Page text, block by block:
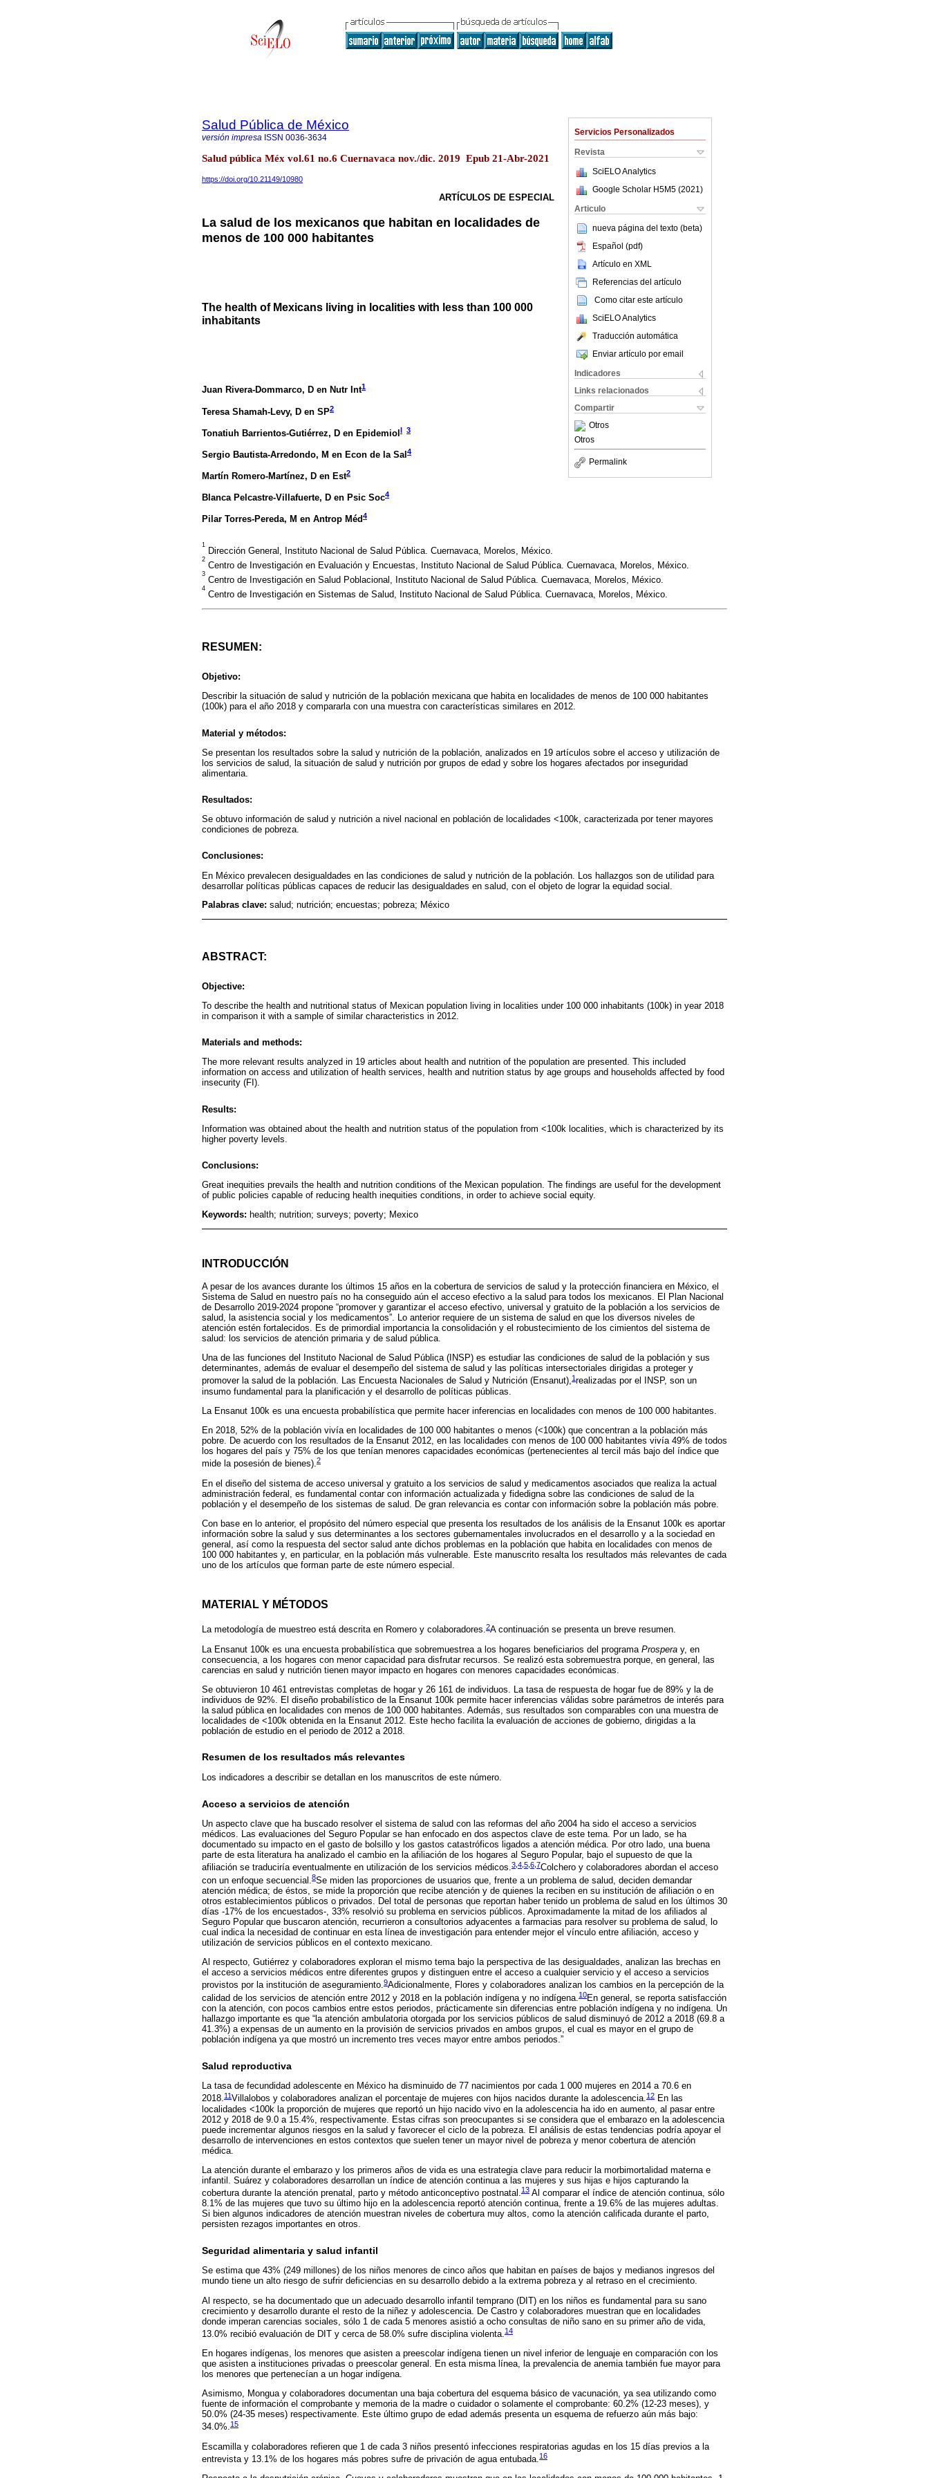
Servicios Personalizados
Revista
SciELO Analytics
Google Scholar H5M5 (2021 )
Articulo
nueva página del texto (beta)
Español (pdf)
Artículo en XML
Referencias del artículo
Como citar este artículo
SciELO Analytics
Traducción automática
Enviar artículo por email
Indicadores
Links relacionados
Compartir
Otros
Otros
Permalink
Salud Pública de México
versión impresa ISSN 0036-3634
Salud pública Méx vol.61 no.6 Cuernavaca nov./dic. 2019 Epub 21-Abr-2021
https://doi.org/10.21149/10980
ARTÍCULOS DE ESPECIAL
La salud de los mexicanos que habitan en localidades de
menos de 100 000 habitantes
The health of Mexicans living in localities with less than 100 000
inhabitants
Juan Rivera-Dommarco, D en Nutr Int1
Teresa Shamah-Levy, D en SP2
Tonatiuh Barrientos-Gutiérrez, D en Epidemiol l 3
Sergio Bautista-Arredondo, M en Econ de la Sal 4
Martín Romero-Martínez, D en Est2
Blanca Pelcastre-Villafuerte, D en Psic Soc4
Pilar Torres-Pereda, M en Antrop Méd4
1
Dirección General, Instituto Nacional de Salud Pública. Cuernavaca, Morelos, México.
2
Centro de Investigación en Evaluación y Encuestas, Instituto Nacional de Salud Pública. Cuernavaca, Morelos, México.
3
Centro de Investigación en Salud Poblacional, Instituto Nacional de Salud Pública. Cuernavaca, Morelos, México.
4
Centro de Investigación en Sistemas de Salud, Instituto Nacional de Salud Pública. Cuernavaca, Morelos, México.
RESUMEN:
Objetivo:
Describir la situación de salud y nutrición de la población mexicana que habita en localidades de menos de 100 000 habitantes
(100k) para el año 2018 y compararla con una muestra con características similares en 2012.
Material y métodos:
Se presentan los resultados sobre la salud y nutrición de la población, analizados en 19 artículos sobre el acceso y utilización de
los servicios de salud, la situación de salud y nutrición por grupos de edad y sobre los hogares afectados por inseguridad
alimentaria.
Resultados:
Se obtuvo información de salud y nutrición a nivel nacional en población de localidades <100k, caracterizada por tener mayores
condiciones de pobreza.
Conclusiones:
En México prevalecen desigualdades en las condiciones de salud y nutrición de la población. Los hallazgos son de utilidad para
desarrollar políticas públicas capaces de reducir las desigualdades en salud, con el objeto de lograr la equidad social.
Palabras clave: salud; nutrición; encuestas; pobreza; México
ABSTRACT:
Objective:
To describe the health and nutritional status of Mexican population living in localities under 100 000 inhabitants (100k) in year 2018
in comparison it with a sample of similar characteristics in 2012.
Materials and methods:
The more relevant results analyzed in 19 articles about health and nutrition of the population are presented. This included
information on access and utilization of health services, health and nutrition status by age groups and households affected by food
insecurity (FI).
Results:
Information was obtained about the health and nutrition status of the population from <100k localities, which is characterized by its
higher poverty levels.
Conclusions:
Great inequities prevails the health and nutrition conditions of the Mexican population. The findings are useful for the development
of public policies capable of reducing health inequities conditions, in order to achieve social equity.
Keywords: health; nutrition; surveys; poverty; Mexico
INTRODUCCIÓN
A pesar de los avances durante los últimos 15 años en la cobertura de servicios de salud y la protección financiera en México, el
Sistema de Salud en nuestro país no ha conseguido aún el acceso efectivo a la salud para todos los mexicanos. El Plan Nacional
de Desarrollo 2019-2024 propone “promover y garantizar el acceso efectivo, universal y gratuito de la población a los servicios de
salud, la asistencia social y los medicamentos”. Lo anterior requiere de un sistema de salud en que los diversos niveles de
atención estén fortalecidos. Es de primordial importancia la consolidación y el robustecimiento de los cimientos del sistema de
salud: los servicios de atención primaria y de salud pública.
Una de las funciones del Instituto Nacional de Salud Pública (INSP) es estudiar las condiciones de salud de la población y sus
determinantes, además de evaluar el desempeño del sistema de salud y las políticas intersectoriales dirigidas a proteger y
promover la salud de la población. Las Encuesta Nacionales de Salud y Nutrición (Ensanut),1realizadas por el INSP, son un
insumo fundamental para la planificación y el desarrollo de políticas públicas.
La Ensanut 100k es una encuesta probabilística que permite hacer inferencias en localidades con menos de 100 000 habitantes.
En 2018, 52% de la población vivía en localidades de 100 000 habitantes o menos (<100k) que concentran a la población más
pobre. De acuerdo con los resultados de la Ensanut 2012, en las localidades con menos de 100 000 habitantes vivía 49% de todos
los hogares del país y 75% de los que tenían menores capacidades económicas (pertenecientes al tercil más bajo del índice que
mide la posesión de bienes).2
En el diseño del sistema de acceso universal y gratuito a los servicios de salud y medicamentos asociados que realiza la actual
administración federal, es fundamental contar con información actualizada y fidedigna sobre las condiciones de salud de la
población y el desempeño de los sistemas de salud. De gran relevancia es contar con información sobre la población más pobre.
Con base en lo anterior, el propósito del número especial que presenta los resultados de los análisis de la Ensanut 100k es aportar
información sobre la salud y sus determinantes a los sectores gubernamentales involucrados en el desarrollo y a la sociedad en
general, así como la respuesta del sector salud ante dichos problemas en la población que habita en localidades con menos de
100 000 habitantes y, en particular, en la población más vulnerable. Este manuscrito resalta los resultados más relevantes de cada
uno de los artículos que forman parte de este número especial.
MATERIAL Y MÉTODOS
La metodología de muestreo está descrita en Romero y colaboradores.2A continuación se presenta un breve resumen.
La Ensanut 100k es una encuesta probabilística que sobremuestrea a los hogares beneficiarios del programa Prospera y, en
consecuencia, a los hogares con menor capacidad para disfrutar recursos. Se realizó esta sobremuestra porque, en general, las
carencias en salud y nutrición tienen mayor impacto en hogares con menores capacidades económicas.
Se obtuvieron 10 461 entrevistas completas de hogar y 26 161 de individuos. La tasa de respuesta de hogar fue de 89% y la de
individuos de 92%. El diseño probabilístico de la Ensanut 100k permite hacer inferencias válidas sobre parámetros de interés para
la salud pública en localidades con menos de 100 000 habitantes. Además, sus resultados son comparables con una muestra de
localidades de <100k obtenida en la Ensanut 2012. Este hecho facilita la evaluación de acciones de gobierno, dirigidas a la
población de estudio en el periodo de 2012 a 2018.
Resumen de los resultados más relevantes
Los indicadores a describir se detallan en los manuscritos de este número.
Acceso a servicios de atención
Un aspecto clave que ha buscado resolver el sistema de salud con las reformas del año 2004 ha sido el acceso a servicios
médicos. Las evaluaciones del Seguro Popular se han enfocado en dos aspectos clave de este tema. Por un lado, se ha
documentado su impacto en el gasto de bolsillo y los gastos catastróficos ligados a atención médica. Por otro lado, una buena
parte de esta literatura ha analizado el cambio en la afiliación de los hogares al Seguro Popular, bajo el supuesto de que la
afiliación se traduciría eventualmente en utilización de los servicios médicos.3 4 5 6 7Colchero y colaboradores abordan el acceso
con un enfoque secuencial.8Se miden las proporciones de usuarios que, frente a un problema de salud, deciden demandar
atención médica; de éstos, se mide la proporción que recibe atención y de quienes la reciben en su institución de afiliación o en
otros establecimientos públicos o privados. Del total de personas que reportan haber tenido un problema de salud en los últimos 30
días -17% de los encuestados-, 33% resolvió su problema en servicios públicos. Aproximadamente la mitad de los afiliados al
Seguro Popular que buscaron atención, recurrieron a consultorios adyacentes a farmacias para resolver su problema de salud, lo
cual indica la necesidad de continuar en esta línea de investigación para entender mejor el vínculo entre afiliación, acceso y
utilización de servicios públicos en el contexto mexicano.
Al respecto, Gutiérrez y colaboradores exploran el mismo tema bajo la perspectiva de las desigualdades, analizan las brechas en
el acceso a servicios médicos entre diferentes grupos y distinguen entre el acceso a cualquier servicio y el acceso a servicios
provistos por la institución de aseguramiento.9Adicionalmente, Flores y colaboradores analizan los cambios en la percepción de la
calidad de los servicios de atención entre 2012 y 2018 en la población indígena y no indígena.10En general, se reporta satisfacción
con la atención, con pocos cambios entre estos periodos, prácticamente sin diferencias entre población indígena y no indígena. Un
hallazgo importante es que “la atención ambulatoria otorgada por los servicios públicos de salud disminuyó de 2012 a 2018 (69.8 a
41.3%) a expensas de un aumento en la provisión de servicios privados en ambos grupos, el cual es mayor en el grupo de
población indígena ya que mostró un incremento tres veces mayor entre ambos periodos.”
Salud reproductiva
La tasa de fecundidad adolescente en México ha disminuido de 77 nacimientos por cada 1 000 mujeres en 2014 a 70.6 en
2018.11Villalobos y colaboradores analizan el porcentaje de mujeres con hijos nacidos durante la adolescencia.12 En las
localidades <100k la proporción de mujeres que reportó un hijo nacido vivo en la adolescencia ha ido en aumento, al pasar entre
2012 y 2018 de 9.0 a 15.4%, respectivamente. Estas cifras son preocupantes si se considera que el embarazo en la adolescencia
puede incrementar algunos riesgos en la salud y favorecer el ciclo de la pobreza. El análisis de estas tendencias podría apoyar el
desarrollo de intervenciones en estos contextos que suelen tener un mayor nivel de pobreza y menor cobertura de atención
médica.
La atención durante el embarazo y los primeros años de vida es una estrategia clave para reducir la morbimortalidad materna e
infantil. Suárez y colaboradores desarrollan un índice de atención continua a las mujeres y sus hijas e hijos capturando la
cobertura durante la atención prenatal, parto y método anticonceptivo postnatal.13 Al comparar el índice de atención continua, sólo
8.1% de las mujeres que tuvo su último hijo en la adolescencia reportó atención continua, frente a 19.6% de las mujeres adultas.
Si bien algunos indicadores de atención muestran niveles de cobertura muy altos, como la atención calificada durante el parto,
persisten rezagos importantes en otros.
Seguridad alimentaria y salud infantil
Se estima que 43% (249 millones) de los niños menores de cinco años que habitan en países de bajos y medianos ingresos del
mundo tiene un alto riesgo de sufrir deficiencias en su desarrollo debido a la extrema pobreza y al retraso en el crecimiento.
Al respecto, se ha documentado que un adecuado desarrollo infantil temprano (DIT) en los niños es fundamental para su sano
crecimiento y desarrollo durante el resto de la niñez y adolescencia. De Castro y colaboradores muestran que en localidades
donde imperan carencias sociales, sólo 1 de cada 5 menores asistió a ocho consultas de niño sano en su primer año de vida,
13.0% recibió evaluación de DIT y cerca de 58.0% sufre disciplina violenta. 14
En hogares indígenas, los menores que asisten a preescolar indígena tienen un nivel inferior de lenguaje en comparación con los
que asisten a instituciones privadas o preescolar general. En esta misma línea, la prevalencia de anemia también fue mayor para
los menores que pertenecían a un hogar indígena.
Asimismo, Mongua y colaboradores documentan una baja cobertura del esquema básico de vacunación, ya sea utilizando como
fuente de información el comprobante y memoria de la madre o cuidador o solamente el comprobante: 60.2% (12-23 meses), y
50.0% (24-35 meses) respectivamente. Este último grupo de edad además presenta un esquema de refuerzo aún más bajo:
34.0%.15
Escamilla y colaboradores refieren que 1 de cada 3 niños presentó infecciones respiratorias agudas en los 15 días previos a la
entrevista y 13.1% de los hogares más pobres sufre de privación de agua entubada.16